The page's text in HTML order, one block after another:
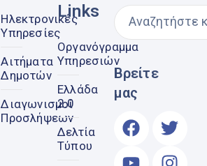
Ηλεκτρονικές
Υπηρεσίες
Αιτήματα
Δημοτών
Διαγωνισμοί
Προσλήψεων
Links
Οργανόγραμμα
Υπηρεσιών
Ελλάδα
2.0
Δελτία
Τύπου
Βρείτε
μας